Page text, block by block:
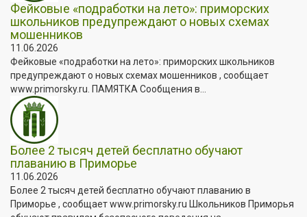
Фейковые «подработки на лето»: приморских
школьников предупреждают о новых схемах
мошенников
11.06.2026
Фейковые «подработки на лето»: приморских школьников
предупреждают о новых схемах мошенников , сообщает
www.primorsky.ru. ПАМЯТКА Сообщения в...
Более 2 тысяч детей бесплатно обучают
плаванию в Приморье
11.06.2026
Более 2 тысяч детей бесплатно обучают плаванию в
Приморье , сообщает www.primorsky.ru Школьников Приморья